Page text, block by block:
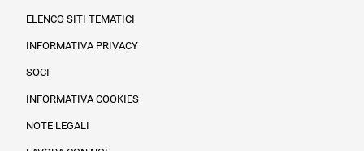
ELENCO SITI TEMATICI
INFORMATIVA PRIVACY
SOCI
INFORMATIVA COOKIES
NOTE LEGALI